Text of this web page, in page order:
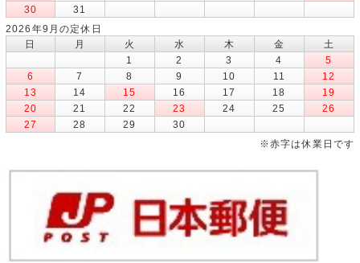
30
31
2026年9月の定休日
日
月 火 水 木 金
土
1
2 3 4
5
6
7 8 9 10 11
12
13
14 15 16 17 18
19
20
21 22 23 24 25
26
27
28 29
30
※赤字は休業日です